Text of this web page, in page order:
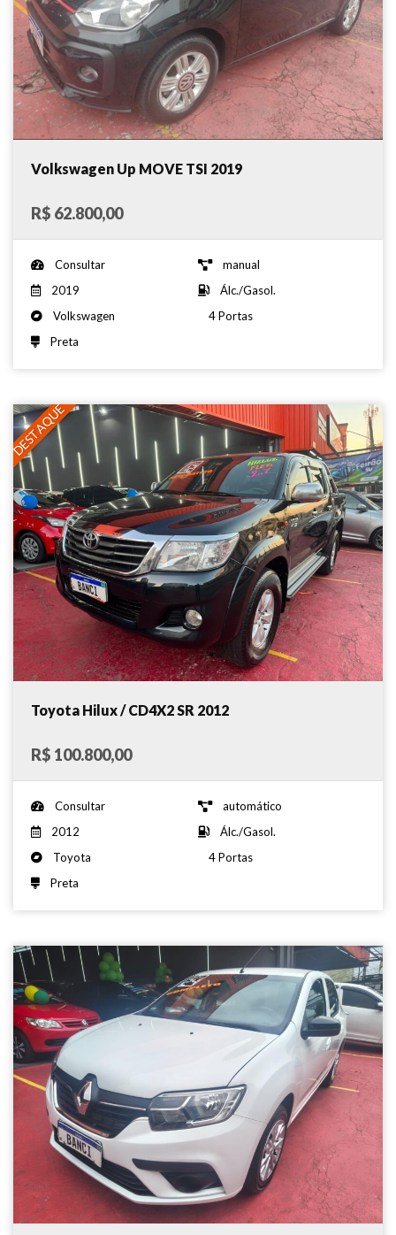
Volkswagen Up MOVE TSI 2019
R$ 62.800,00
Consultar
manual
2019
Álc./Gasol.
Volkswagen
4 Portas
Preta
DESTAQUE
Toyota Hilux / CD4X2 SR 2012
R$ 100.800,00
Consultar
automático
2012
Álc./Gasol.
Toyota
4 Portas
Preta